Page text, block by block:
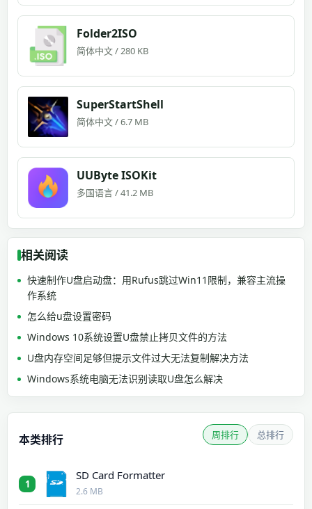
Folder2ISO
简体中文 / 280 KB
SuperStartShell
简体中文 / 6.7 MB
UUByte ISOKit
多国语言 / 41.2 MB
相关阅读
快速制作U盘启动盘：用Rufus跳过Win11限制，兼容主流操
作系统
怎么给u盘设置密码
Windows 10系统设置U盘禁止拷贝文件的方法
U盘内存空间足够但提示文件过大无法复制解决方法
Windows系统电脑无法识别读取U盘怎么解决
本类排行 周排行 总排行
1
SD Card Formatter
2.6 MB